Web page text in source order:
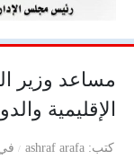
مساعد وزير
الإقليمية
كتب ashraf arafa في